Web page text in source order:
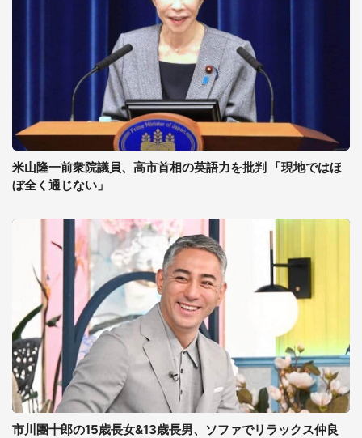
米山隆一前衆院議員、高市首相の英語力を批判 「現地ではほ
ぼ全く通じない」
市川團十郎の15歳長女&13歳長男、ソファでリラックス仲良